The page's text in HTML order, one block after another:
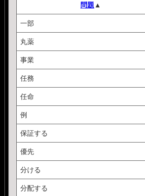
問題 ▲
一部
丸薬
事業
任務
任命
例
保証する
優先
分ける
分配する